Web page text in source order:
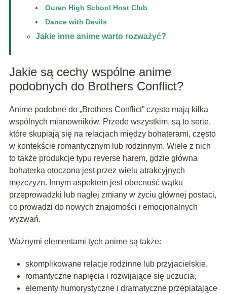
Ouran High School Host Club
Dance with Devils
Jakie inne anime warto rozważyć?
Jakie są cechy wspólne anime
podobnych do Brothers Conflict?
Anime podobne do „Brothers Conflict” często mają kilka
wspólnych mianowników. Przede wszystkim, są to serie,
które skupiają się na relacjach między bohaterami, często
w kontekście romantycznym lub rodzinnym. Wiele z nich
to także produkcje typu reverse harem, gdzie główna
bohaterka otoczona jest przez wielu atrakcyjnych
mężczyzn. Innym aspektem jest obecność wątku
przeprowadzki lub nagłej zmiany w życiu głównej postaci,
co prowadzi do nowych znajomości i emocjonalnych
wyzwań.
Ważnymi elementami tych anime są także:
skomplikowane relacje rodzinne lub przyjacielskie,
romantyczne napięcia i rozwijające się uczucia,
elementy humorystyczne i dramatyczne przeplatające